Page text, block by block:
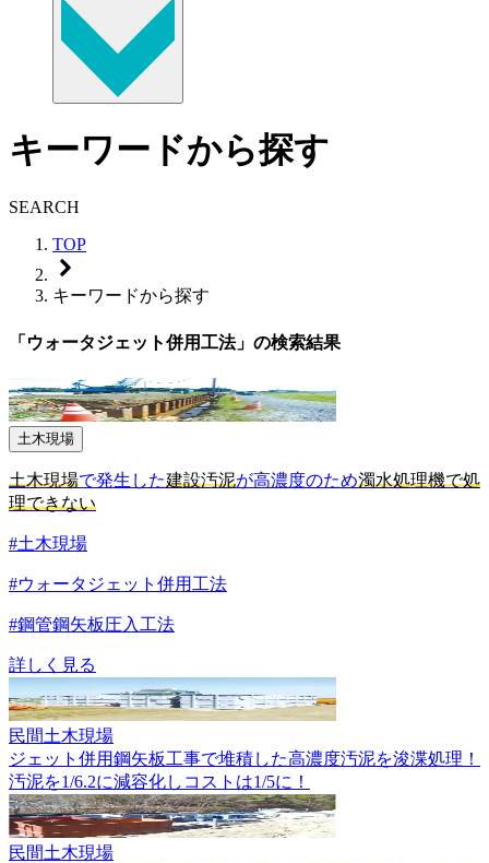
キーワードから探す
SEARCH
TOP
キーワードから探す
「ウォータジェット併用工法」の検索結果
土木現場
土木現場で発生した建設汚泥が高濃度のため濁水処理機で処
理できない
#土木現場
#ウォータジェット併用工法
#鋼管鋼矢板圧入工法
詳しく見る
民間土木現場
ジェット併用鋼矢板工事で堆積した高濃度汚泥を浚渫処理！
汚泥を1/6.2に減容化しコストは1/5に！
民間土木現場